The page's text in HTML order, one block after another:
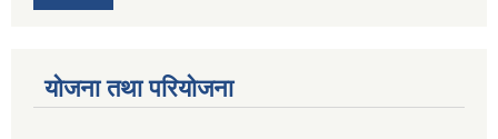
योजना तथा परियोजना